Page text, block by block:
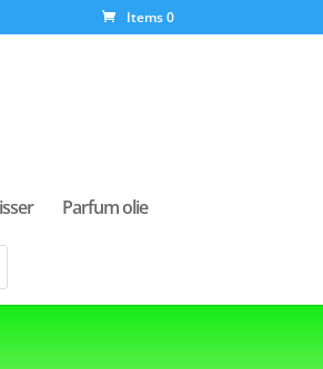
Items 0
Parfum olie